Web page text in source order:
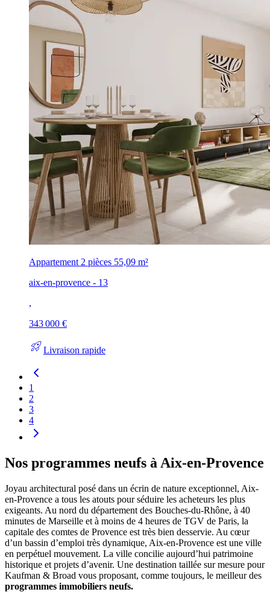
Appartement 2 pièces 55,09 m²
aix-en-provence - 13
,
343 000 €
rocket_launchLivraison rapide
1
2
3
4
Nos programmes neufs à Aix-en-Provence
Joyau architectural posé dans un écrin de nature exceptionnel, Aix-
en-Provence a tous les atouts pour séduire les acheteurs les plus
exigeants. Au nord du département des Bouches-du-Rhône, à 40
minutes de Marseille et à moins de 4 heures de TGV de Paris, la
capitale des comtes de Provence est très bien desservie. Au cœur
d’un bassin d’emploi très dynamique, Aix-en-Provence est une ville
en perpétuel mouvement. La ville concilie aujourd’hui patrimoine
historique et projets d’avenir. Une destination taillée sur mesure pour
Kaufman & Broad vous proposant, comme toujours, le meilleur des
programmes immobiliers neufs.